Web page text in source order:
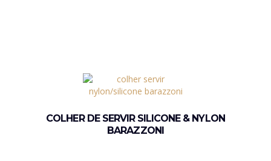
COLHER DE SERVIR SILICONE & NYLON
BARAZZONI